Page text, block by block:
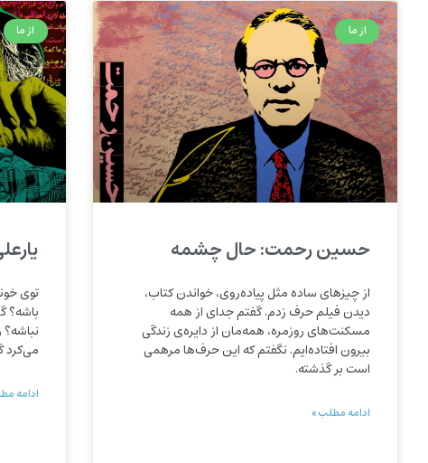
از ما
حسین رحمت: حال چشمه
از چیزهای ساده مثل پیاده‌روی، خواندن کتاب،
دیدن فیلم حرف زدم. گفتم جدای از همه
مسکنت‌های روزمره، همه‌مان از دایره‌ی زندگی
بیرون افتاده‌ایم. نگفتم که این حرف‌ها مرهمی
است بر گذشته.
ادامه مطلب »
از ما
توی
باشه؟
می‌کرد
ادامه